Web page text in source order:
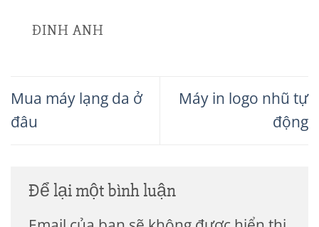
ĐINH ANH
Mua máy lạng da ở
đâu
Máy in logo nhũ tự
động
Để lại một bình luận